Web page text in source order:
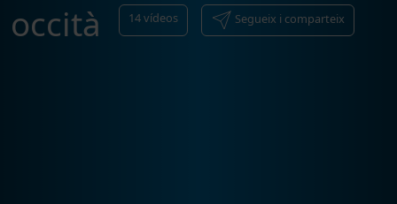
occità 14vídeos Segueix i comparteix